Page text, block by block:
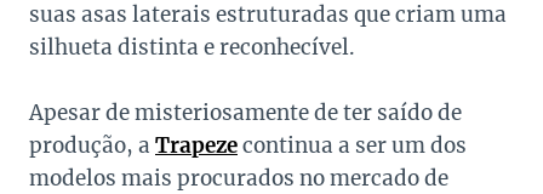
suas asas laterais estruturadas que criam uma
silhueta distinta e reconhecível.
Apesar de misteriosamente de ter saído de
produção, a Trapezecontinua a ser um dos
modelos mais procurados no mercado de